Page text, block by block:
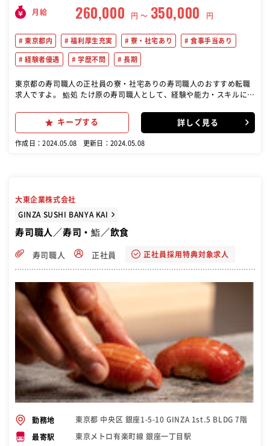
月給 260,000 円 〜 350,000 円
東京都内 福利厚生充実 寮・社宅あり 食事手当あり
経験者優遇 学歴不問 長期
東京都の寿司職人の正社員の寮・社宅ありの寿司職人のおすすめ転職
求人ですよ。 鮨処 たけ原の寿司職人として、経験や能力・スキルに応
リアのある方は今までの経験を存分に活かせて、更なるスキルアップ
も目指せる環境です！
キープする 詳しく見る
作成日：2024.05.08 更新日：2024.05.08
大東企業株式会社
GINZA SUSHI BANYA KAI
寿司職人／寿司・鮨／飲食
寿司職人 正社員 正社員採用特典対象求人
勤務地 東京都 中央区 銀座1-5-10 GINZA 1st.5 BLDG 7階
最寄駅 東京メトロ有楽町線 銀座一丁目駅